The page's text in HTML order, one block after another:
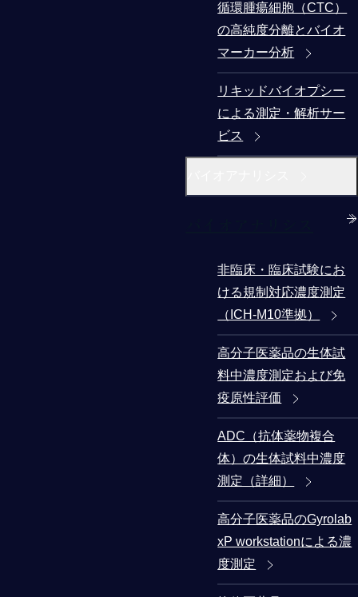
循環腫瘍細胞（CTC）
の高純度分離とバイオ
マーカー分析
リキッドバイオプシー
による測定・解析サー
ビス
非臨床・臨床試験にお
ける規制対応濃度測定
（ICH-M10準拠）
高分子医薬品の生体試
料中濃度測定および免
疫原性評価
ADC（抗体薬物複合
体）の生体試料中濃度
測定（詳細）
高分子医薬品のGyrolab
xP workstationによる濃
度測定